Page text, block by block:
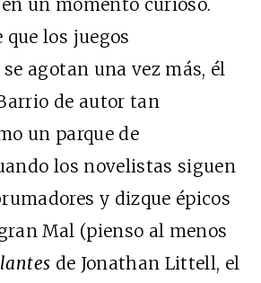
que los juegos
agotan una vez más, él
de autor tan
un parque de
los novelistas siguen
y dizque épicos
Mal (pienso al menos
de Jonathan Littell, el